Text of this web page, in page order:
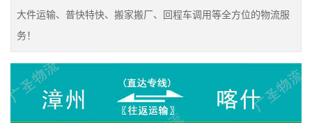
大件运输、普快特快、搬家搬厂、回程车调用等全方位的物流服
务！